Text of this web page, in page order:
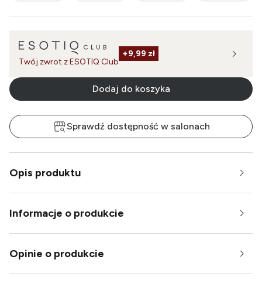
Twój zwrot z ESOTIQ Club
+9,99 zł
Dodaj do koszyka
Sprawdź dostępność w salonach
Opis produktu
Informacje o produkcie
Opinie o produkcie